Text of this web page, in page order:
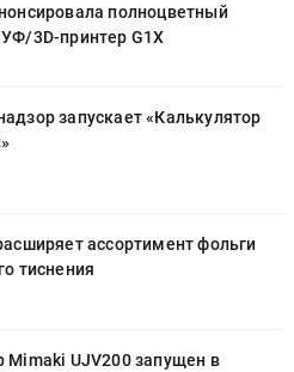
полноцветный
3D-принтер G1X
запускает «Калькулятор
ассортимент фольги
тиснения
Mimaki UJV200 запущен в